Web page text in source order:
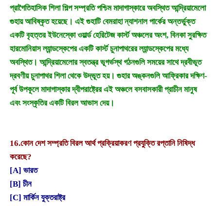
প্রাগৈতিহাসিক শিলা শিল্প সম্প্রতি পশ্চিম মাদাগাস্কারে অবস্থিত আন্দ্রিয়ামেলো
গুহায় আবিষ্কৃত হয়েছে। এই গুহাটি বেমরাহা ন্যাশনাল পার্কের অন্তর্ভুক্ত
একটি বৃহত্তর ইউনেস্কো ওয়ার্ল্ড হেরিটেজ কার্স্ট অঞ্চলের অংশ, বিনকা সুরক্ষিত
হারমোনিয়াস ল্যান্ডস্কেপের একটি কার্স্ট চুনাপাথরের ল্যান্ডস্কেপের মধ্যে
অবস্থিত। আন্দ্রিয়ামেলোর স্বতন্ত্র ভূগর্ভস্থ গঠনগুলি সময়ের সাথে দ্রবীভূত
দ্রবণীয় চুনাপাথর শিলা থেকে উদ্ভূত হয়। গুহার অঙ্কনগুলি আফ্রিকার দক্ষিণ-
পূর্ব উপকূলে মাদাগাস্কার দ্বীপরাষ্ট্রের এই অঞ্চলে বসবাসকারী প্রাচীন মানুষ
এবং সংস্কৃতির একটি বিরল আভাস দেয়।
16.কোন দেশ সম্প্রতি বিরল আর্থ প্রক্রিয়াকরণ প্রযুক্তি রপ্তানি নিষিদ্ধ
করেছে?
[A] ভারত
[B] চীন
[C] মার্কিন যুক্তরাষ্ট্র